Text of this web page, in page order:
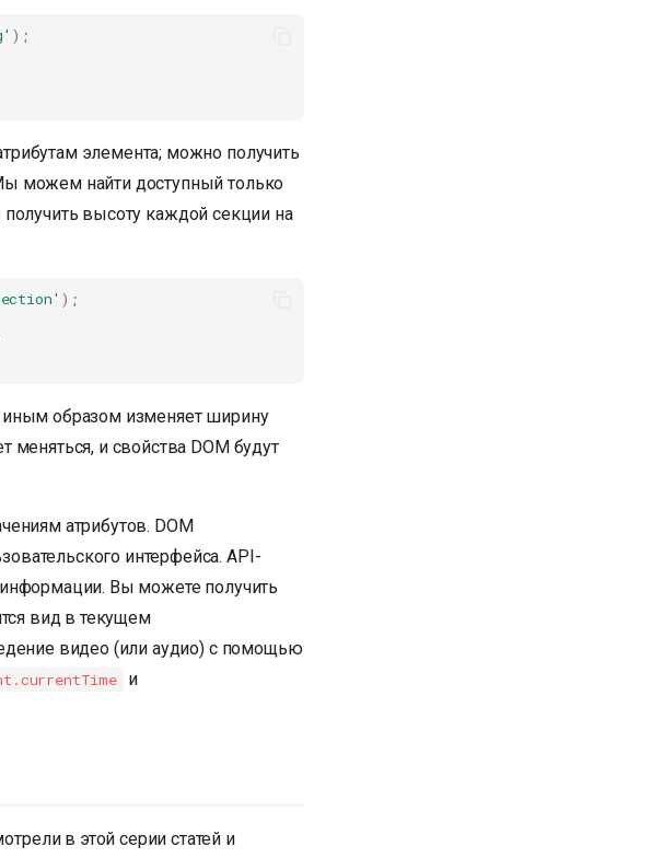
);
элемента; можно получить
можем найти доступный только
получить высоту каждой секции на
);
иным образом изменяет ширину
меняться, и свойства DOM будут
атрибутов. DOM
интерфейса. API-
Вы можете получить
вид в текущем
видео (или аудио) с помощью
и
в этой серии статей и